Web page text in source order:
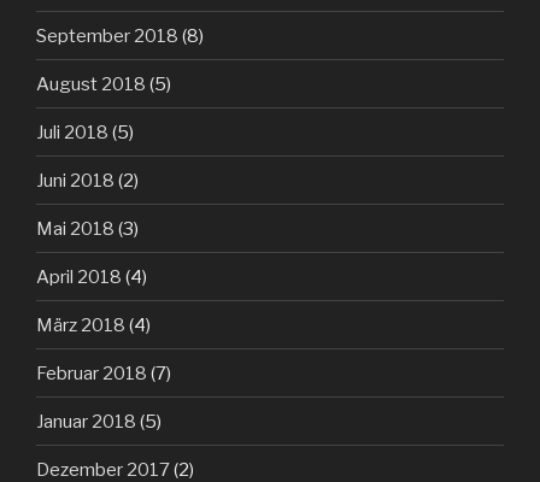
September 2018 (8)
August 2018 (5)
Juli 2018 (5)
Juni 2018 (2)
Mai 2018 (3)
April 2018 (4)
März 2018 (4)
Februar 2018 (7)
Januar 2018 (5)
Dezember 2017(2)